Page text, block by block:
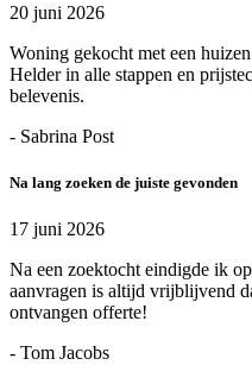
20 juni 2026
Woning gekocht met een
Helder in alle stappen en
belevenis.
- Sabrina Post
Na lang zoeken de juiste gevonden
17 juni 2026
Na een zoektocht eindigde ik
aanvragen is altijd vrijblijvend
ontvangen offerte!
- Tom Jacobs